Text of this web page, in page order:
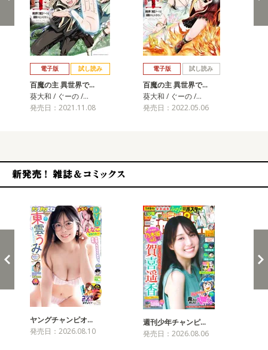
電子版 試し読み
百魔の主 異世界で…
葵大和 / ぐーの /…
発売日：2021.11.08
電子版 試し読み
百魔の主 異世界で…
葵大和 / ぐーの /…
発売日：2022.05.06
ヤングチャンピオ…
発売日：2026.08.10
週刊少年チャンピ…
発売日：2026.08.06